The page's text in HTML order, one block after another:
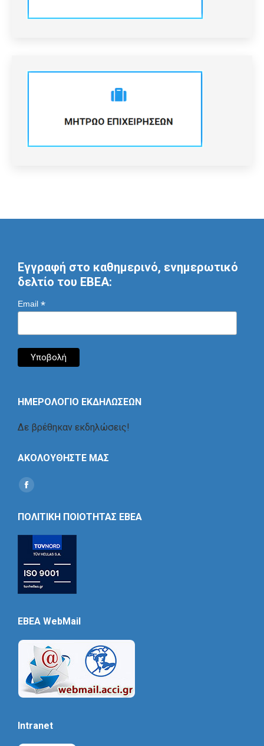
Εγγραφή στο καθημερινό, ενημερωτικό
δελτίο του ΕΒΕΑ:
Email *
ΗΜΕΡΟΛΟΓΙΟ ΕΚΔΗΛΩΣΕΩΝ
Δε βρέθηκαν εκδηλώσεις!
ΑΚΟΛΟΥΘΗΣΤΕ ΜΑΣ
Find us on:
Social
ΠΟΛΙΤΙΚΗ ΠΟΙΟΤΗΤΑΣ ΕΒΕΑ
EBEA WebMail
Intranet